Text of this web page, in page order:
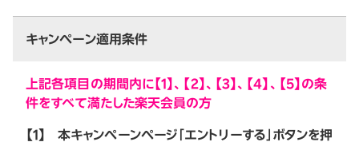
キャンペーン適用条件
上記各項目の期間内に【1】、【2】、【3】、【4】、【5】の条
件をすべて満たした楽天会員の方
【1】
本キャンペーンページ「エントリーする」ボタンを押